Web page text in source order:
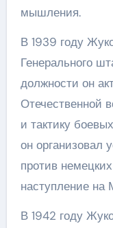
мышления.
В 1939 году
Генерального
должности он
Отечественной
и тактику
он организовал
против
наступление на
В 1942 году